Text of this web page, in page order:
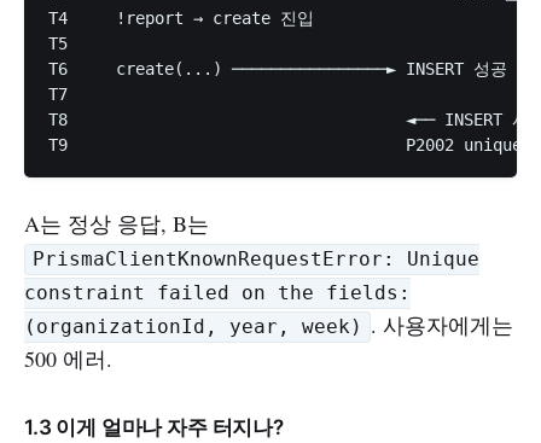
T4     !report → create 진입
T5
T6     create(...) ────────────────► INSERT 성공
T7
T8                                   ◄── INSERT 시도
A는 정상 응답, B는
PrismaClientKnownRequestError: Unique
constraint failed on the fields:
(organizationId, year, week) . 사용자에게는
500 에러.
1.3 이게 얼마나 자주 터지나?